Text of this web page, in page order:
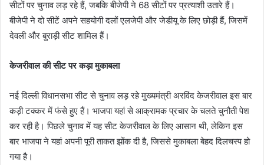
सीटों पर चुनाव लड़ रहे हैं, जबकि बीजेपी ने 68 सीटों पर प्रत्याशी उतारे हैं।
बीजेपी ने दो सीटें अपने सहयोगी दलों एलजेपी और जेडीयू के लिए छोड़ी हैं, जिसमें
देवली और बुराड़ी सीट शामिल हैं।
केजरीवाल की सीट पर कड़ा मुकाबला
नई दिल्ली विधानसभा सीट से चुनाव लड़ रहे मुख्यमंत्री अरविंद केजरीवाल इस बार
कड़ी टक्कर में फंसे हुए हैं। भाजपा यहां से आक्रामक प्रचार के चलते चुनौती पेश
कर रही है। पिछले चुनाव में यह सीट केजरीवाल के लिए आसान थी, लेकिन इस
बार भाजपा ने यहां अपनी पूरी ताकत झोंक दी है, जिससे मुकाबला बेहद दिलचस्प हो
गया है।